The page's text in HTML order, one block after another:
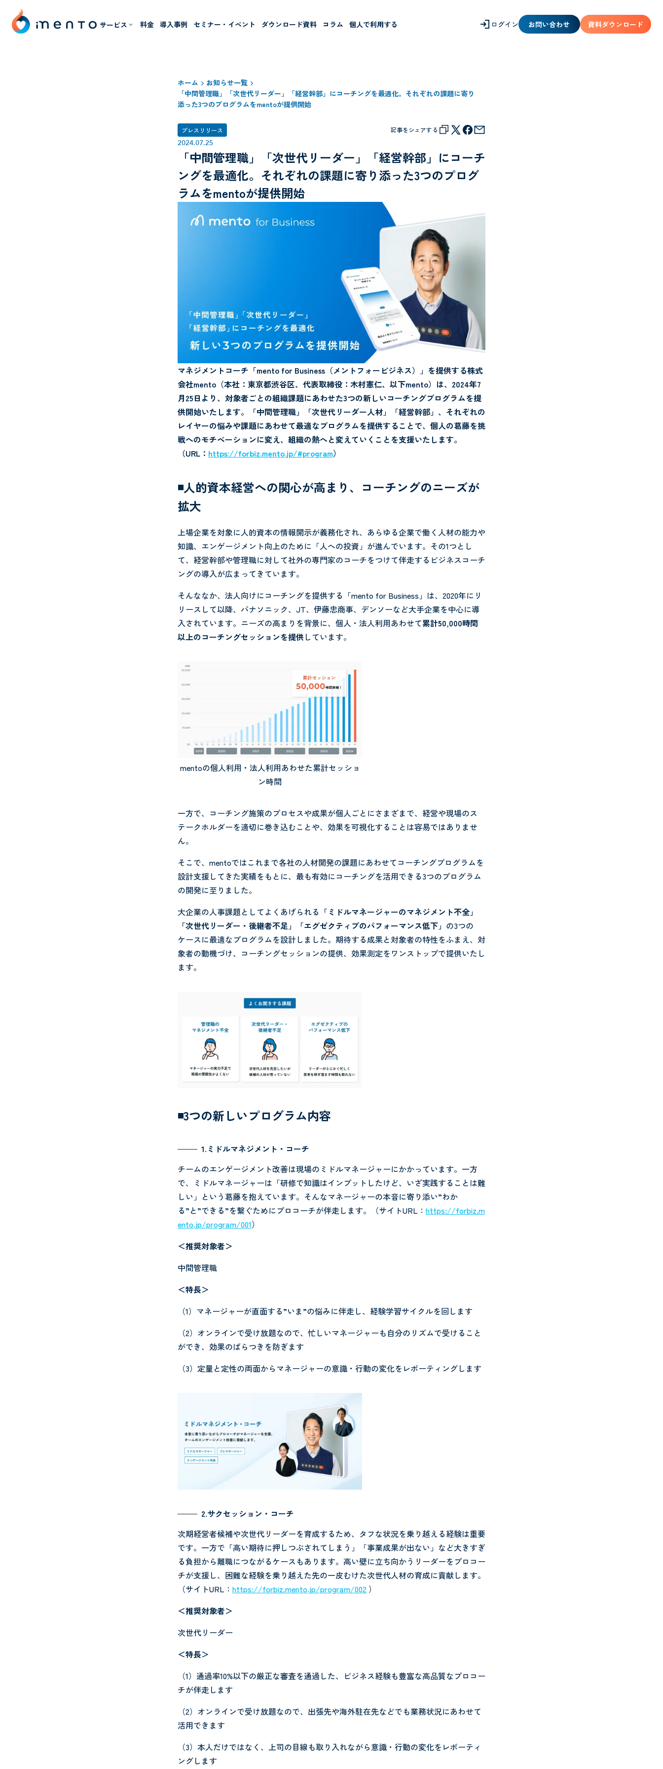
サービス 料金 導入事例 セミナー・イベント ダウンロード資料 コラム 個人で利用する ログイン お問い合わせ 資料ダウンロード
ホーム
お知らせ一覧
「中間管理職」「次世代リーダー」「経営幹部」にコーチングを最適化。それぞれの課題に寄り
添った3つのプログラムをmentoが提供開始
プレスリリース 記事をシェアする
2024.07.25
「中間管理職」「次世代リーダー」「経営幹部」にコーチ
ングを最適化。それぞれの課題に寄り添った3つのプログ
ラムをmentoが提供開始
マネジメントコーチ「mento for Business（メントフォービジネス）」を提供する株式
会社mento（本社：東京都渋谷区、代表取締役：木村憲仁、以下mento）は、2024年7
月25日より、対象者ごとの組織課題にあわせた3つの新しいコーチングプログラムを提
供開始いたします。「中間管理職」「次世代リーダー人材」「経営幹部」、それぞれの
レイヤーの悩みや課題にあわせて最適なプログラムを提供することで、個人の葛藤を挑
戦へのモチベーションに変え、組織の熱へと変えていくことを支援いたします。
（URL： https://forbiz.mento.jp/#program）
◾️人的資本経営への関心が高まり、コーチングのニーズが
拡大
上場企業を対象に人的資本の情報開示が義務化され、あらゆる企業で働く人材の能力や
知識、エンゲージメント向上のために「人への投資」が進んでいます。その1つとし
て、経営幹部や管理職に対して社外の専門家のコーチをつけて伴走するビジネスコーチ
ングの導入が広まってきています。
そんななか、法人向けにコーチングを提供する「mento for Business」は、2020年にリ
リースして以降、パナソニック、JT、伊藤忠商事、デンソーなど大手企業を中心に導
入されています。ニーズの高まりを背景に、個人・法人利用あわせて累計50,000時間
以上のコーチングセッションを提供しています。
mentoの個人利用・法人利用あわせた累計セッショ
ン時間
一方で、コーチング施策のプロセスや成果が個人ごとにさまざまで、経営や現場のス
テークホルダーを適切に巻き込むことや、効果を可視化することは容易ではありませ
ん。
そこで、mentoではこれまで各社の人材開発の課題にあわせてコーチングプログラムを
設計支援してきた実績をもとに、最も有効にコーチングを活用できる3つのプログラム
の開発に至りました。
大企業の人事課題としてよくあげられる 「ミドルマネージャーのマネジメント不全」
「次世代リーダー・後継者不足」「エグゼクティブのパフォーマンス低下」 の3つの
ケースに最適なプログラムを設計しました。期待する成果と対象者の特性をふまえ、対
象者の動機づけ、コーチングセッションの提供、効果測定をワンストップで提供いたし
ます。
◾️3つの新しいプログラム内容
1.ミドルマネジメント・コーチ
チームのエンゲージメント改善は現場のミドルマネージャーにかかっています。一方
で、ミドルマネージャーは「研修で知識はインプットしたけど、いざ実践することは難
しい」という葛藤を抱えています。そんなマネージャーの本音に寄り添い”わか
る”と”できる”を繋ぐためにプロコーチが伴走します。（サイトURL： https://forbiz.m
ento.jp/program/001）
＜推奨対象者＞
中間管理職
＜特長＞
（1）マネージャーが直面する”いま”の悩みに伴走し、経験学習サイクルを回します
（2）オンラインで受け放題なので、忙しいマネージャーも自分のリズムで受けること
ができ、効果のばらつきを防ぎます
（3）定量と定性の両面からマネージャーの意識・行動の変化をレポーティングします
2.サクセッション・コーチ
次期経営者候補や次世代リーダーを育成するため、タフな状況を乗り越える経験は重要
です。一方で「高い期待に押しつぶされてしまう」「事業成果が出ない」など大きすぎ
る負担から離職につながるケースもあります。高い壁に立ち向かうリーダーをプロコー
チが支援し、困難な経験を乗り越えた先の一皮むけた次世代人材の育成に貢献します。
（サイトURL： https://forbiz.mento.jp/program/002 ）
＜推奨対象者＞
次世代リーダー
＜特長＞
（1）通過率10%以下の厳正な審査を通過した、ビジネス経験も豊富な高品質なプロコー
チが伴走します
（2）オンラインで受け放題なので、出張先や海外駐在先などでも業務状況にあわせて
活用できます
（3）本人だけではなく、上司の目線も取り入れながら意識・行動の変化をレポーティ
ングします